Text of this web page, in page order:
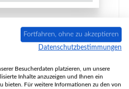
Fortfahren, ohne zu akzeptieren
Datenschutzbestimmungen
Besucherdaten platzieren, um unsere
Inhalte anzuzeigen und Ihnen ein
bieten. Für weitere Informationen zu den von